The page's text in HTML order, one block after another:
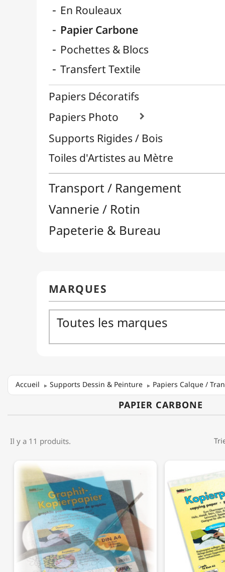
Accueil Supports Dessin & Peinture Papiers Calque /
PAPIER CARBONE
Il y a 11 produits.